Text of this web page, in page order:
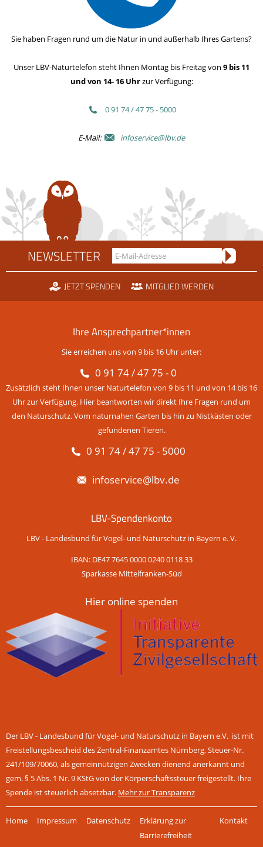
Sie haben Fragen rund um die Natur in und außerhalb Ihres Gartens?
Unser LBV-Naturtelefon steht Ihnen Montag bis Freitag von 9 bis 11
und von 14- 16 Uhrzur Verfügung:
0 91 74 / 47 75 - 5000
E-Mail: infoservice@lbv.de
NEWSLETTER
JETZT SPENDEN MITGLIED WERDEN
Ihre Ansprechpartner*innen
Sie erreichen uns von 9 bis 16 Uhr unter:
0 91 74 / 47 75 - 0
Zusätzlich steht Ihnen unser Naturtelefon von 9 bis 11 und von 14 bis 16
Uhr zur Verfügung. Hier beantworten wir direkt Ihre Fragen rund um
den Naturschutz. Vom naturnahen Garten bis hin zu Nistkästen oder
gefundenen Tieren.
0 91 74 / 47 75 - 5000
infoservice@lbv.de
LBV-Spendenkonto
LBV - Landesbund für Vogel- und Naturschutz in Bayern e. V.
IBAN: DE47 7645 0000 0240 0118 33
Sparkasse Mittelfranken-Süd
Hier online spenden
Der LBV - Landesbund für Vogel- und Naturschutz in Bayern e.V. ist mit
Freistellungsbescheid des Zentral-Finanzamtes Nürnberg, Steuer-Nr.
241/109/70060, als gemeinnützigen Zwecken dienend anerkannt und
gem. § 5 Abs. 1 Nr. 9 KStG von der Körperschaftssteuer freigestellt. Ihre
Spende ist steuerlich absetzbar. Mehr zur Transparenz
überspringen
Home Impressum Datenschutz
Erklärung zur
Barrierefreiheit
Kontakt